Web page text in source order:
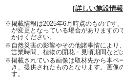
[詳しい施設情
※掲載情報は2025年6月時点のものです
が変更となっている場合がありますの
かけください。
※自然災害の影響やその他諸事情により
営業時間、植物の開花・見頃期間など
※掲載されている画像は取材先から本ペ
き、提供されたものとなります。画像
す。